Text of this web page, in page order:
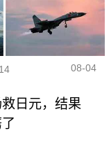
08-04
日元，结果